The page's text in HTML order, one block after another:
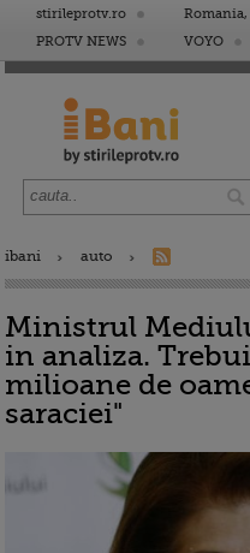
stirileprotv.ro Romania,
PROTV NEWS
VOYO
ibani auto
Ministrul
in analiza.
milioane de
saraciei"